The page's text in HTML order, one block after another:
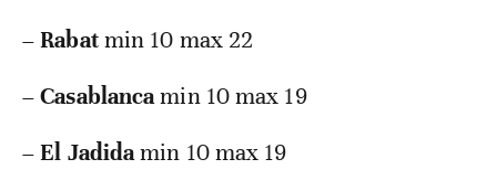
–Rabatmin 10 max 22
–Casablancamin 10 max 19
–El Jadidamin 10 max 19